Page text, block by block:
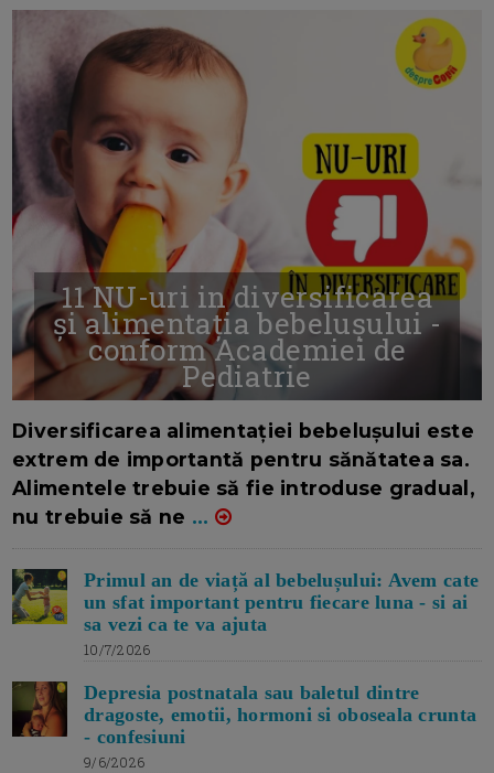
11 NU-uri in diversificarea
și alimentația bebelușului -
conform Academiei de
Pediatrie
Diversificarea alimentației bebelușului este
extrem de importantă pentru sănătatea sa.
Alimentele trebuie să fie introduse gradual,
nu trebuie să ne ...
Primul an de viață al bebelușului: Avem cate
un sfat important pentru fiecare luna - si ai
sa vezi ca te va ajuta
10/7/2026
Depresia postnatala sau baletul dintre
dragoste, emotii, hormoni si oboseala crunta
- confesiuni
9/6/2026